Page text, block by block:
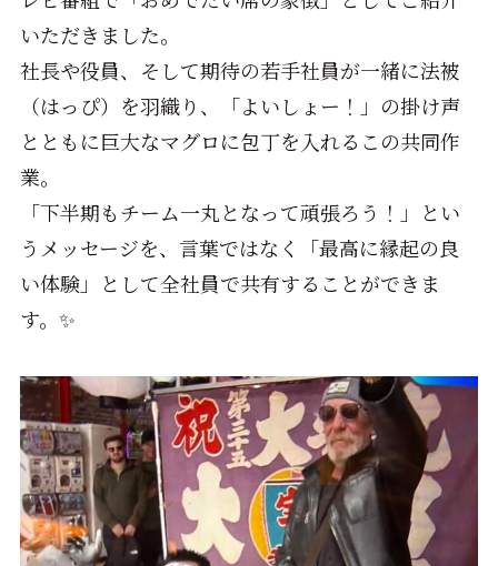
いただきました。
社長や役員、そして期待の若手社員が一緒に法被
（はっぴ）を羽織り、「よいしょー！」の掛け声
とともに巨大なマグロに包丁を入れるこの共同作
業。
「下半期もチーム一丸となって頑張ろう！」とい
うメッセージを、言葉ではなく「最高に縁起の良
い体験」として全社員で共有することができま
す。✨